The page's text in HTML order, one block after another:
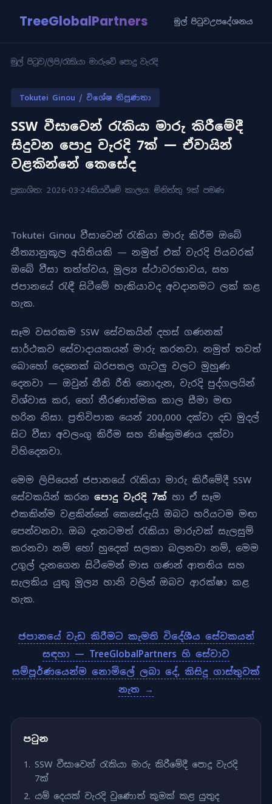
TreeGlobalPartners මුල් පිටුවඋපදේශනය
මුල් පිටුව/ලිපි/රැකියා මාරුවේ පොදු වැරදි
Tokutei Ginou / විශේෂ නිපුණතා
SSW වීසාවෙන් රැකියා මාරු කිරීමේදී
සිදුවන පොදු වැරදි 7ක් — ඒවායින්
වළකින්නේ කෙසේද
ප්‍රකාශිත: 2026-03-24කියවීමේ කාලය: මිනිත්තු 9ක් පමණ
Tokutei Ginou වීසාවෙන් රැකියා මාරු කිරීම ඔබේ
නීත්‍යානුකූල අයිතියකි — නමුත් එක් වැරදි පියවරක්
ඔබේ වීසා තත්ත්වය, මූල්‍ය ස්ථාවරභාවය, සහ
ජපානයේ රැඳී සිටීමේ හැකියාවද අවදානමට ලක් කළ
හැක.
සෑම වසරකම SSW සේවකයින් දහස් ගණනක්
සාර්ථකව සේවාදායකයන් මාරු කරනවා. නමුත් තවත්
බොහෝ දෙනෙක් බරපතල ගැටලු වලට මුහුණ
දෙනවා — ඔවුන් නීති රීති නොදැන, වැරදි පුද්ගලයින්
විශ්වාස කර, හෝ තීරණාත්මක කාල සීමා මඟ
හරින නිසා. ප්‍රතිවිපාක යෙන් 200,000 දක්වා දඩ මුදල්
සිට වීසා අවලංගු කිරීම සහ නිෂ්ක්‍රමණය දක්වා
විහිදෙනවා.
මෙම ලිපියෙන් ජපානයේ රැකියා මාරු කිරීමේදී SSW
සේවකයින් කරන පොදු වැරදි 7ක් හා ඒ සෑම
එකකින්ම වළකින්නේ කෙසේදැයි ඔබට හරියටම මඟ
පෙන්වනවා. ඔබ දැනටමත් රැකියා මාරුවක් සැලසුම්
කරනවා නම් හෝ හුදෙක් සලකා බලනවා නම්, මෙම
උගුල් දැනගෙන සිටීමෙන් මාස ගණන් ආතතිය සහ
සැලකිය යුතු මූල්‍ය හානි වලින් ඔබව ආරක්ෂා කළ
හැක.
ජපානයේ වැඩ කිරීමට කැමති විදේශීය සේවකයන්
සඳහා — TreeGlobalPartners හි සේවාව
සම්පූර්ණයෙන්ම නොමිලේ ලබා දේ, කිසිදු ගාස්තුවක්
නැත →
පටුන
SSW වීසාවෙන් රැකියා මාරු කිරීමේදී පොදු වැරදි
7ක්
යම් දෙයක් වැරදි වුණොත් කුමක් කළ යුතුද